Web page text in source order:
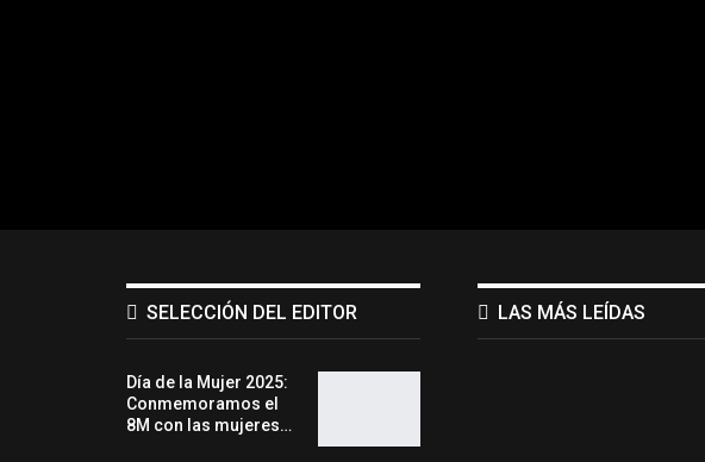
SELECCIÓN DEL EDITOR
Día de la Mujer 2025:
Conmemoramos el
8M con las mujeres…
LAS MÁS LEÍDAS